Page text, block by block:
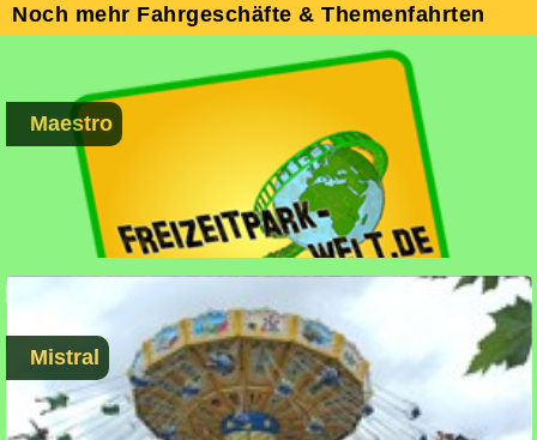
Noch mehr Fahrgeschäfte & Themenfahrten
Maestro
Mistral